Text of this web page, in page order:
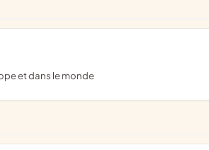
et dans le monde